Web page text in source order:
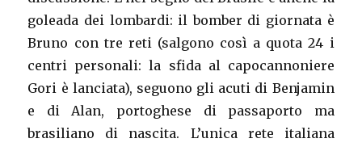
goleada dei lombardi: il bomber di giornata è
Bruno con tre reti (salgono così a quota 24 i
centri personali: la sfida al capocannoniere
Gori è lanciata), seguono gli acuti di Benjamin
e di Alan, portoghese di passaporto ma
brasiliano di nascita. L’unica rete italiana